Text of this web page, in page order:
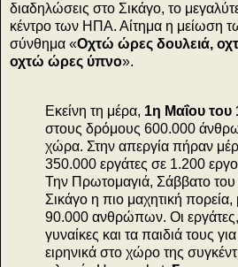
διαδηλώσεις στο Σικάγο, το
κέντρο των ΗΠΑ. Αίτημα η μείωση
σύνθημα «Οχτώ ώρες δουλειά,
οχτώ ώρες ύπνο».
Εκείνη τη μέρα, 1η Μαΐου του
στους δρόμους 600.000
χώρα. Στην απεργία πήραν
350.000 εργάτες σε 1.200
Την Πρωτομαγιά, Σάββατο του
Σικάγο η πιο μαχητική
90.000 ανθρώπων. Οι εργάτες,
γυναίκες και τα παιδιά τους
ειρηνικά στο χώρο της